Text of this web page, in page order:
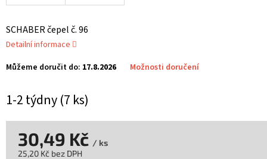
1-2 týdny(7 ks)
Můžeme doručit do: 17.8.2026 Možnosti doručení
SCHABER čepel č. 96
Detailní informace
30,49 Kč / ks
25,20 Kč bez DPH